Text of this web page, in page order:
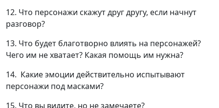
12. Что персонажи скажут друг другу, если начнут
разговор?
13. Что будет благотворно влиять на персонажей?
Чего им не хватает? Какая помощь им нужна?
14. Какие эмоции действительно испытывают
персонажи под масками?
15. Что вы видите, но не замечаете?